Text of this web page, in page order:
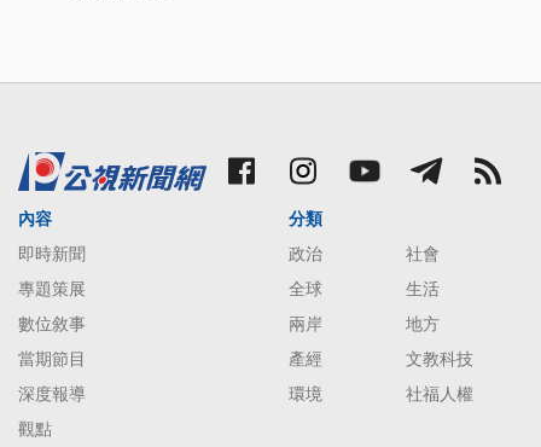
內容
即時新聞
專題策展
數位敘事
當期節目
深度報導
觀點
分類
政治
社會
全球
生活
兩岸
地方
產經
文教科技
環境
社福人權